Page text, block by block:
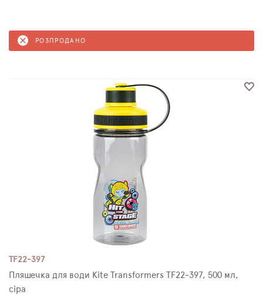
РОЗПРОДАНО
TF22-397
Пляшечка для води Kite Transformers TF22-397, 500 мл,
сіра